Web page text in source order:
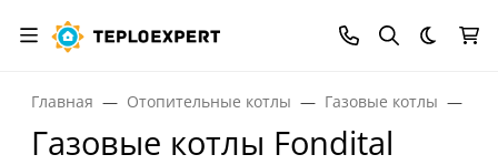
Темная
Главная Отопительные котлы Газовые котлы
Газовые котлы Fondital